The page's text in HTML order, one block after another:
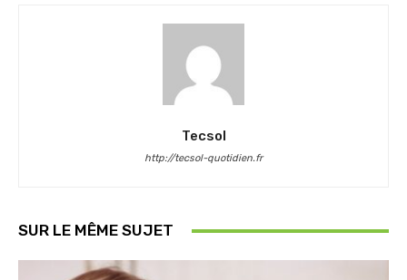
Tecsol
http://tecsol-quotidien.fr
SUR LE MÊME SUJET